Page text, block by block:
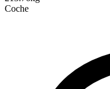
Coche